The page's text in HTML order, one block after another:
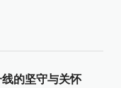
的坚守与关怀